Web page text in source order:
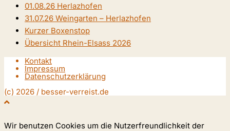
01.08.26 Herlazhofen
31.07.26 Weingarten – Herlazhofen
Kurzer Boxenstop
Übersicht Rhein-Elsass 2026
Kontakt
Impressum
Datenschutzerklärung
(c) 2026 / besser-verreist.de
Wir benutzen Cookies um die Nutzerfreundlichkeit der